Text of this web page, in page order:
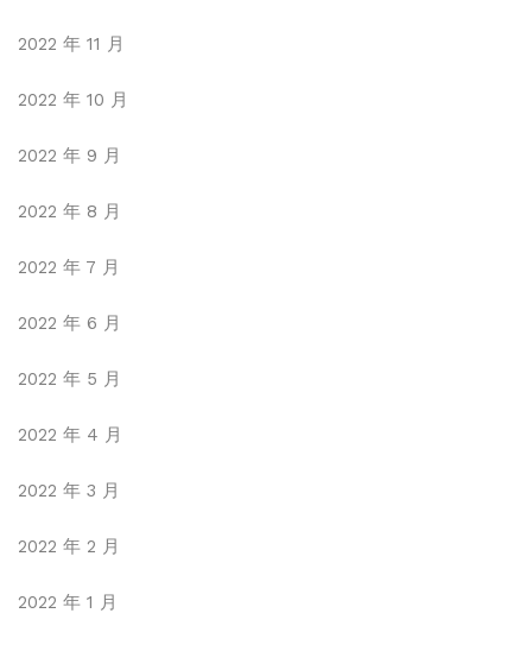
2022 年 11 月
2022 年 10 月
2022 年 9 月
2022 年 8 月
2022 年 7 月
2022 年 6 月
2022 年 5 月
2022 年 4 月
2022 年 3 月
2022 年 2 月
2022 年 1 月